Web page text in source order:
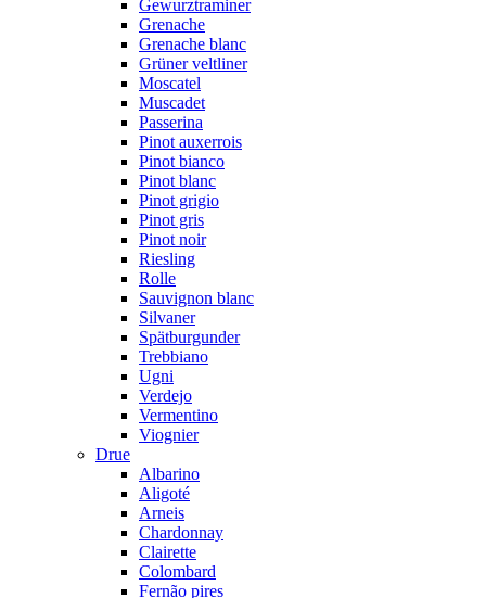
Gewurztraminer
Grenache
Grenache blanc
Grüner veltliner
Moscatel
Muscadet
Passerina
Pinot auxerrois
Pinot bianco
Pinot blanc
Pinot grigio
Pinot gris
Pinot noir
Riesling
Rolle
Sauvignon blanc
Silvaner
Spätburgunder
Trebbiano
Ugni
Verdejo
Vermentino
Viognier
Drue
Albarino
Aligoté
Arneis
Chardonnay
Clairette
Colombard
Fernão pires